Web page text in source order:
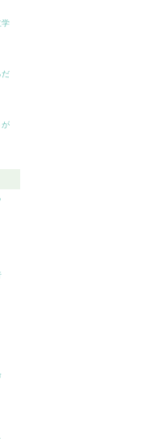
学
だ
が